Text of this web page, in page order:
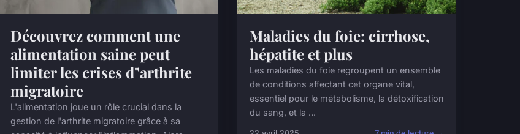
Découvrez comment une
alimentation saine peut
limiter les crises d"arthrite
migratoire
L'alimentation joue un rôle crucial dans la
gestion de l'arthrite migratoire grâce à sa
Maladies du foie: cirrhose,
hépatite et plus
Les maladies du foie regroupent un ensemble
de conditions affectant cet organe vital,
essentiel pour le métabolisme, la détoxification
du sang, et la ...